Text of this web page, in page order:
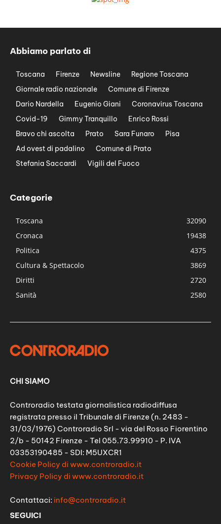
Abbiamo parlato di
Toscana Firenze Newsline
Regione Toscana
Giornale radio nazionale
Comune di Firenze
Dario Nardella
Eugenio Giani
Coronavirus Toscana
Covid-19
Gimmy Tranquillo
Enrico Rossi
Bravo chi ascolta
Prato Sara Funaro
Pisa
Ad ovest di padalino
Comune di Prato
Stefania Saccardi
Vigili del Fuoco
Categorie
Toscana
32090
Cronaca
19438
Politica
4375
Cultura & Spettacolo
3869
Diritti
2720
Sanità
2580
CHI SIAMO
Controradio testata giornalistica radiodiffusa
registrata presso il Tribunale di Firenze (n. 2483 -
31/03/1976) Controradio Srl - via del Rosso Fiorentino
2/b - 50142 Firenze - Tel 055.73.99910 - P. IVA
03353190485 - SDI: M5UXCR1
Cookie Policy di www.controradio.it
Privacy Policy di www.controradio.it
Contattaci: info@controradio.it
SEGUICI